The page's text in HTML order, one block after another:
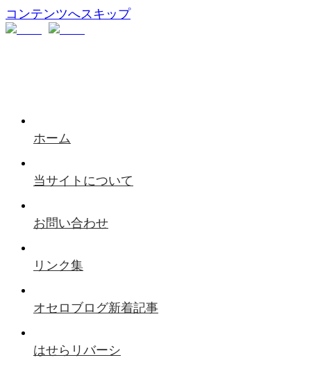
コンテンツへスキップ
ホーム
当サイトについて
お問い合わせ
リンク集
オセロブログ新着記事
はせらリバーシ